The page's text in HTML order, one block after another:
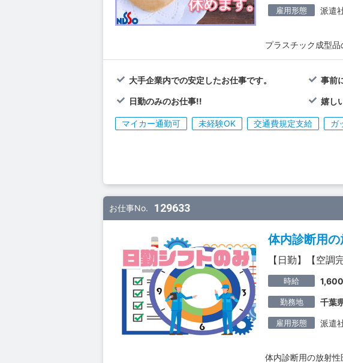
雇用形態 派遣
プラスチック成型品
大手企業内での安定したお仕事です。 事前
日勤のみのお仕事!! 嬉し
マイカー通勤可 未経験OK 交通費規定支給 ガ
お仕事No. 129633
体内診断用
【日勤】【空
時給
勤務地 千葉
雇用形態 派遣
体内診断用の放射